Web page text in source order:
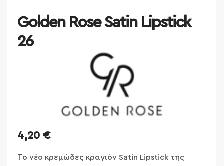
Golden Rose Satin Lipstick
26
4,20 €
Το νέο κρεμώδες κραγιόν Satin Lipstick της